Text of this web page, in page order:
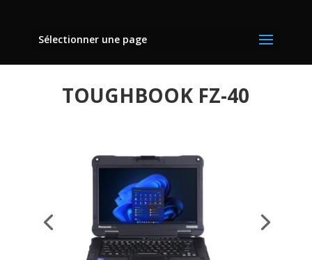
Sélectionner une page
TOUGHBOOK FZ-40